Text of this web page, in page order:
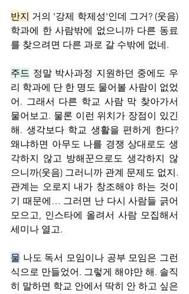
반지 거의 '강제 학제성'인데 그거? (웃음)
학과에 한 사람밖에 없으니까 다른 동료
를 찾으려면 다른 과로 갈 수밖에 없네.
주드 정말 박사과정 지원하던 중에도 우
리 학과에 단 한 명도 물어볼 사람이 없었
어. 그래서 다른 학교 사람 막 찾아가서
물어보고. 물론 이런 위치가 장점이 있긴
해. 생각보다 학교 생활을 편하게 한다?
왜냐하면 아무도 나를 경쟁 상대로도 생
각하지 않고 방해꾼으로도 생각하지 않
으니까(웃음) 그러니까 관계 문제도 없지.
관계는 오로지 내가 창조해야 하는 것이
기 때문에… 그러면 난 다시 사람들 긁어
모으고, 인스타에 올려서 사람 모집해서
세미나 열고.
물 나도 독서 모임이나 공부 모임은 그런
식으로 만들었어. 그렇게 해야만 해. 솔직
히 말하면 학교 안에서 딱히 안 하고 싶은